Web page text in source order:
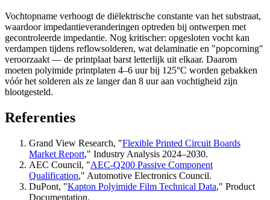
Vochtopname verhoogt de diëlektrische constante van het substraat,
waardoor impedantieveranderingen optreden bij ontwerpen met
gecontroleerde impedantie. Nog kritischer: opgesloten vocht kan
verdampen tijdens reflowsolderen, wat delaminatie en "popcorning"
veroorzaakt — de printplaat barst letterlijk uit elkaar. Daarom
moeten polyimide printplaten 4–6 uur bij 125°C worden gebakken
vóór het solderen als ze langer dan 8 uur aan vochtigheid zijn
blootgesteld.
Referenties
Grand View Research, "Flexible Printed Circuit Boards
Market Report," Industry Analysis 2024–2030.
AEC Council, "AEC-Q200 Passive Component
Qualification," Automotive Electronics Council.
DuPont, "Kapton Polyimide Film Technical Data," Product
Documentation.